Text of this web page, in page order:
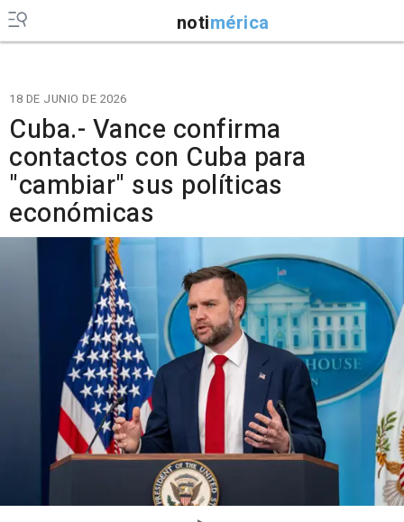
notimérica
18 DE JUNIO DE 2026
Cuba.- Vance confirma
contactos con Cuba para
"cambiar" sus políticas
económicas